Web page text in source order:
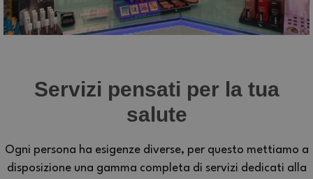
Servizi pensati per la tua
salute
Ogni persona ha esigenze diverse, per questo mettiamo a
disposizione una gamma completa di servizi dedicati alla